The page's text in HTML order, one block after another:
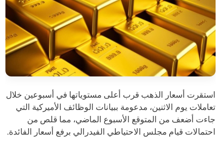
استقرت أسعار الذهب قرب أعلى مستوياتها في أسبوعين خلال
تعاملات يوم الاثنين، مدعومة ببيانات الوظائف الأميركية التي
جاءت أضعف من المتوقع الأسبوع الماضي، مما قلص من
احتمالات قيام مجلس الاحتياطي الفيدرالي برفع أسعار الفائدة.